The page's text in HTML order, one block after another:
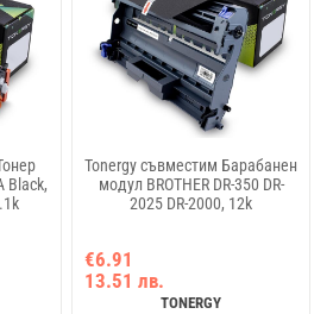
Black,
Tonergy съвместим Барабанен
модул BROTHER DR-350 DR-
2025 DR-2000, 12k
€6.91
13.51 лв.
TONERGY